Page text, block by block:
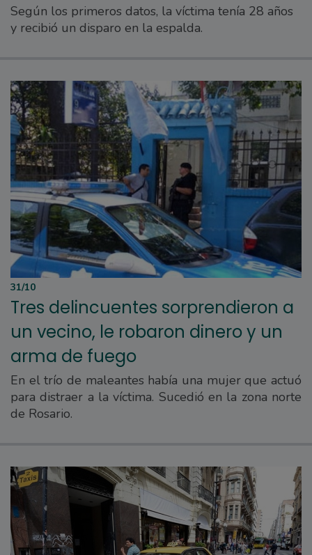
Según los primeros datos, la víctima tenía 28 años
y recibió un disparo en la espalda.
31/10
Tres delincuentes sorprendieron a
un vecino, le robaron dinero y un
arma de fuego
En el trío de maleantes había una mujer que actuó
para distraer a la víctima. Sucedió en la zona norte
de Rosario.